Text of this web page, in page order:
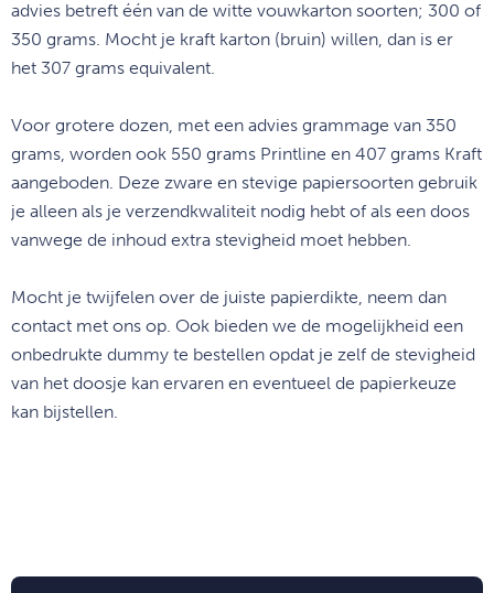
advies betreft één van de witte vouwkarton soorten; 300 of
350 grams. Mocht je kraft karton (bruin) willen, dan is er
het 307 grams equivalent.
Voor grotere dozen, met een advies grammage van 350
grams, worden ook 550 grams Printline en 407 grams Kraft
aangeboden. Deze zware en stevige papiersoorten gebruik
je alleen als je verzendkwaliteit nodig hebt of als een doos
vanwege de inhoud extra stevigheid moet hebben.
Mocht je twijfelen over de juiste papierdikte, neem dan
contact met ons op. Ook bieden we de mogelijkheid een
onbedrukte dummy te bestellen opdat je zelf de stevigheid
van het doosje kan ervaren en eventueel de papierkeuze
kan bijstellen.